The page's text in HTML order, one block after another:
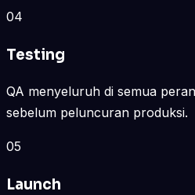
04
Testing
QA menyeluruh di semua
sebelum peluncuran produksi.
05
Launch